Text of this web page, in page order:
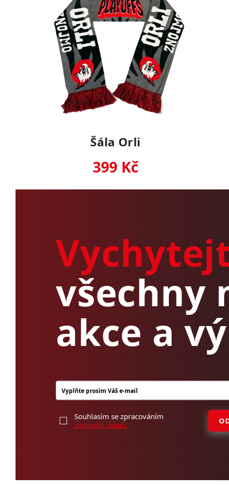
Šála Orli
399 Kč
všechny
akce a
Souhlasím se zpracováním
osobních údajů.